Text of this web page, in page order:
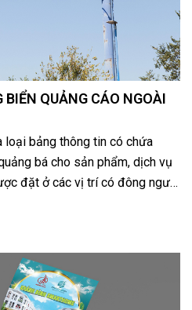
QUẢNG CÁO NGOÀI
loại bảng thông tin có chứa
bá cho sản phẩm, dịch vụ
đặt ở các vị trí có đông người
cáo ngoài trời tiếp cận trực